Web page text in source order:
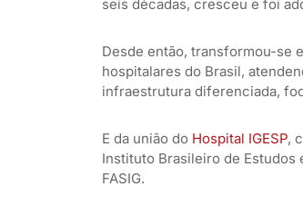
seis décadas, cresceu e foi
Desde então, transformou-se
hospitalares do Brasil,
infraestrutura diferenciada,
E da união do Hospital IGESP,
Instituto Brasileiro de Estudos
FASIG.